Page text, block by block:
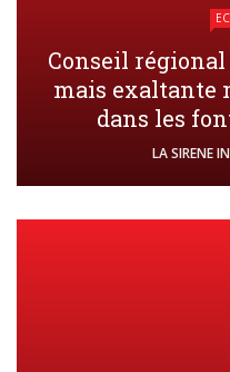
Conseil
mais exaltante
dans les
LA SIRENE